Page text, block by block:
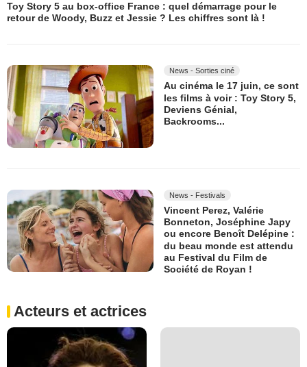
Toy Story 5 au box-office France : quel démarrage pour le
retour de Woody, Buzz et Jessie ? Les chiffres sont là !
News - Sorties ciné
Au cinéma le 17 juin, ce sont
les films à voir : Toy Story 5,
Deviens Génial,
Backrooms...
News - Festivals
Vincent Perez, Valérie
Bonneton, Joséphine Japy
ou encore Benoît Delépine :
du beau monde est attendu
au Festival du Film de
Société de Royan !
Acteurs et actrices